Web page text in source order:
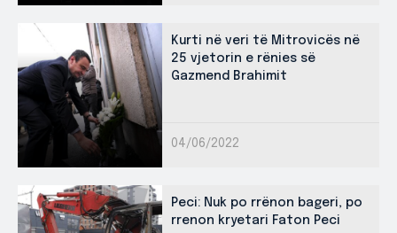
Kurti në veri të Mitrovicës në
25 vjetorin e rënies së
Gazmend Brahimit
04/06/2022
Peci: Nuk po rrënon bageri, po
rrenon kryetari Faton Peci